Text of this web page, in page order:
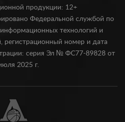
продукции: 12+
Федеральной службой по
информационных технологий и
регистрационный номер и дата
серия Эл № ФС77-89828 от
2025 г.